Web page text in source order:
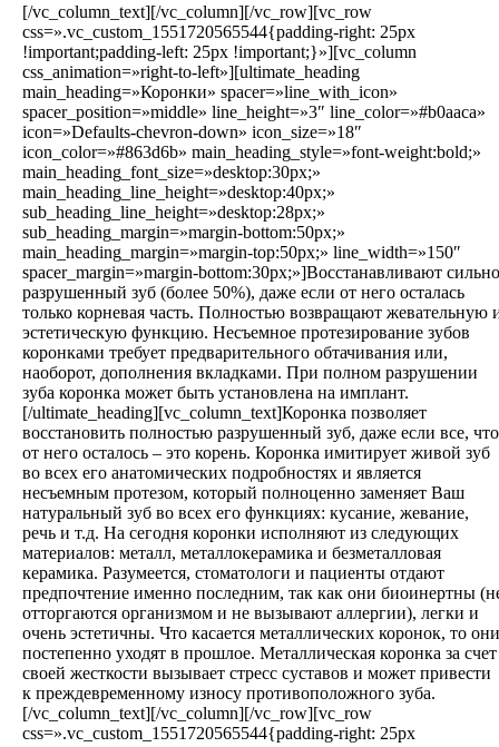
[/vc_column_text][/vc_column][/vc_row][vc_row
css=».vc_custom_1551720565544{padding-right: 25px
!important;padding-left: 25px !important;}»][vc_column
css_animation=»right-to-left»][ultimate_heading
main_heading=»Коронки» spacer=»line_with_icon»
spacer_position=»middle» line_height=»3″ line_color=»#b0aaca»
icon=»Defaults-chevron-down» icon_size=»18″
icon_color=»#863d6b» main_heading_style=»font-weight:bold;»
main_heading_font_size=»desktop:30px;»
main_heading_line_height=»desktop:40px;»
sub_heading_line_height=»desktop:28px;»
sub_heading_margin=»margin-bottom:50px;»
main_heading_margin=»margin-top:50px;» line_width=»150″
spacer_margin=»margin-bottom:30px;»]Восстанавливают сильно
разрушенный зуб (более 50%), даже если от него осталась
только корневая часть. Полностью возвращают жевательную
эстетическую функцию. Несъемное протезирование зубов
коронками требует предварительного обтачивания или,
наоборот, дополнения вкладками. При полном разрушении
зуба коронка может быть установлена на имплант.
[/ultimate_heading][vc_column_text]Коронка позволяет
восстановить полностью разрушенный зуб, даже если все, что
от него осталось – это корень. Коронка имитирует живой зуб
во всех его анатомических подробностях и является
несъемным протезом, который полноценно заменяет Ваш
натуральный зуб во всех его функциях: кусание, жевание,
речь и т.д. На сегодня коронки исполняют из следующих
материалов: металл, металлокерамика и безметалловая
керамика. Разумеется, стоматологи и пациенты отдают
предпочтение именно последним, так как они биоинертны
отторгаются организмом и не вызывают аллергии), легки и
очень эстетичны. Что касается металлических коронок, то они
постепенно уходят в прошлое. Металлическая коронка за счет
своей жесткости вызывает стресс суставов и может привести
к преждевременному износу противоположного зуба.
[/vc_column_text][/vc_column][/vc_row][vc_row
css=».vc_custom_1551720565544{padding-right: 25px